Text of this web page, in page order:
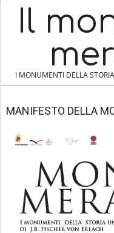
contentIl
I MONUMENTI DELLA
NMANIFESTO DELLA